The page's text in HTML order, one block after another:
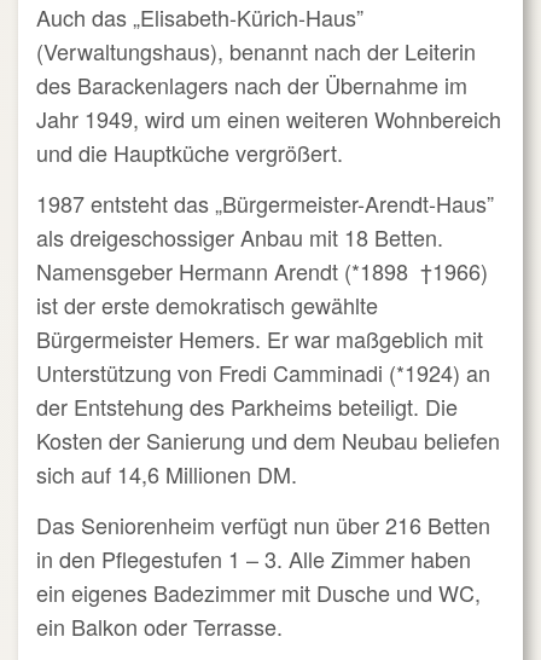
Auch das „Elisabeth-Kürich-Haus”
(Verwaltungshaus), benannt nach der Leiterin
des Barackenlagers nach der Übernahme im
Jahr 1949, wird um einen weiteren Wohnbereich
und die Hauptküche vergrößert.
1987 entsteht das „Bürgermeister-Arendt-Haus”
als dreigeschossiger Anbau mit 18 Betten.
Namensgeber Hermann Arendt (*1898 †1966)
ist der erste demokratisch gewählte
Bürgermeister Hemers. Er war maßgeblich mit
Unterstützung von Fredi Camminadi (*1924) an
der Entstehung des Parkheims beteiligt. Die
Kosten der Sanierung und dem Neubau beliefen
sich auf 14,6 Millionen DM.
Das Seniorenheim verfügt nun über 216 Betten
in den Pflegestufen 1 – 3. Alle Zimmer haben
ein eigenes Badezimmer mit Dusche und WC,
ein Balkon oder Terrasse.